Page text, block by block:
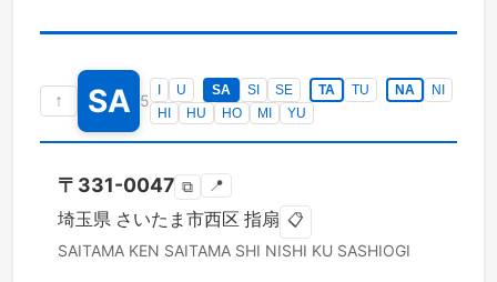
↑ SA 5
U SA SI SE TA TU NA
NI
HI
HU HO MI YU
〒 331-0047 ⧉ 📍
埼玉県 さいたま市西区 指扇 📋
SAITAMA KEN SAITAMA SHI NISHI KU SASHIOGI